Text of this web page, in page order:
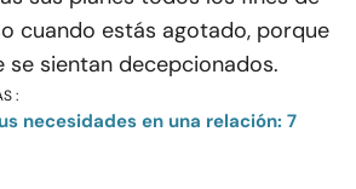
cuando estás agotado, porque
se sientan decepcionados.
:
necesidades en una relación: 7